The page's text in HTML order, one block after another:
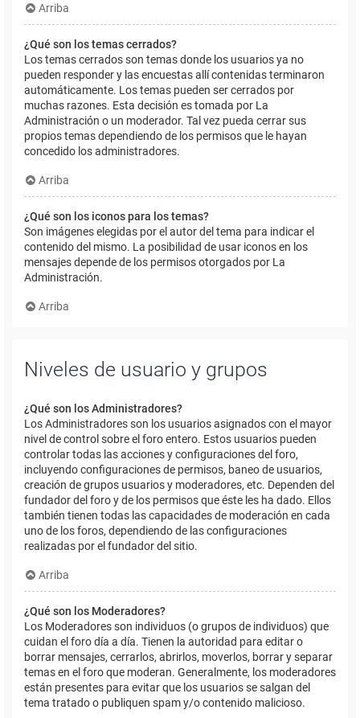
Arriba
¿Qué son los temas cerrados?
Los temas cerrados son temas donde los usuarios ya no
pueden responder y las encuestas allí contenidas terminaron
automáticamente. Los temas pueden ser cerrados por
muchas razones. Esta decisión es tomada por La
Administración o un moderador. Tal vez pueda cerrar sus
propios temas dependiendo de los permisos que le hayan
concedido los administradores.
Arriba
¿Qué son los iconos para los temas?
Son imágenes elegidas por el autor del tema para indicar el
contenido del mismo. La posibilidad de usar iconos en los
mensajes depende de los permisos otorgados por La
Administración.
Arriba
Niveles de usuario y grupos
¿Qué son los Administradores?
Los Administradores son los usuarios asignados con el mayor
nivel de control sobre el foro entero. Estos usuarios pueden
controlar todas las acciones y configuraciones del foro,
incluyendo configuraciones de permisos, baneo de usuarios,
creación de grupos usuarios y moderadores, etc. Dependen del
fundador del foro y de los permisos que éste les ha dado. Ellos
también tienen todas las capacidades de moderación en cada
uno de los foros, dependiendo de las configuraciones
realizadas por el fundador del sitio.
Arriba
¿Qué son los Moderadores?
Los Moderadores son individuos (o grupos de individuos) que
cuidan el foro día a día. Tienen la autoridad para editar o
borrar mensajes, cerrarlos, abrirlos, moverlos, borrar y separar
temas en el foro que moderan. Generalmente, los moderadores
están presentes para evitar que los usuarios se salgan del
tema tratado o publiquen spam y/o contenido malicioso.